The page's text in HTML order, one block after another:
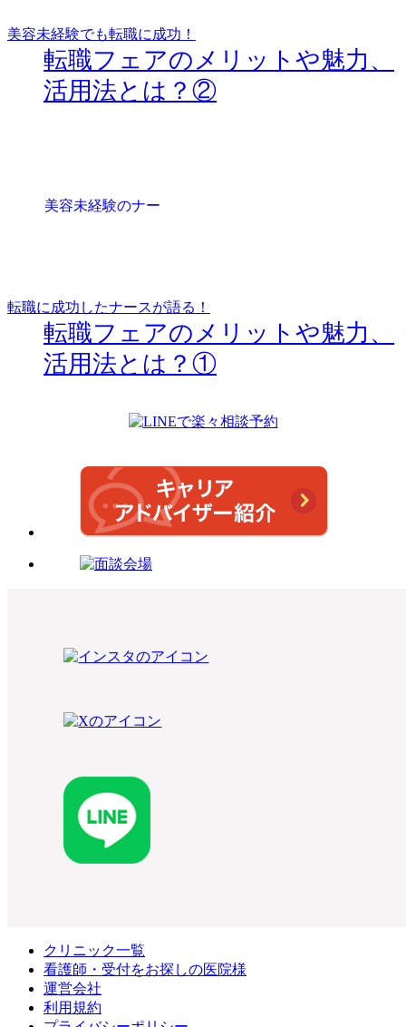
美容未経験でも転職に成功！
転職フェアのメリットや魅力、
活用法とは？②
転職に成功したナースが語る！
転職フェアのメリットや魅力、
活用法とは？①
クリニック一覧
看護師・受付をお探しの医院様
運営会社
利用規約